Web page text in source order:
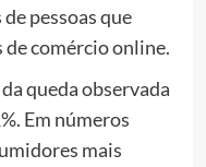
pessoas que
comércio online.
queda observada
Em números
mais